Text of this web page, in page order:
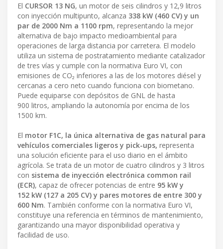
El CURSOR 13 NG, un motor de seis cilindros y 12,9 litros
con inyección multipunto, alcanza 338 kW (460 CV) y un
par de 2000 Nm a 1100 rpm, representando la mejor
alternativa de bajo impacto medioambiental para
operaciones de larga distancia por carretera. El modelo
utiliza un sistema de postratamiento mediante catalizador
de tres vías y cumple con la normativa Euro VI, con
emisiones de CO₂ inferiores a las de los motores diésel y
cercanas a cero neto cuando funciona con biometano.
Puede equiparse con depósitos de GNL de hasta
900 litros, ampliando la autonomía por encima de los
1500 km.
El motor F1C, la única alternativa de gas natural para
vehículos comerciales ligeros y pick-ups, representa
una solución eficiente para el uso diario en el ámbito
agrícola. Se trata de un motor de cuatro cilindros y 3 litros
con sistema de inyección electrónica common rail
(ECR), capaz de ofrecer potencias de entre 95 kW y
152 kW (127 a 205 CV) y pares motores de entre 300 y
600 Nm. También conforme con la normativa Euro VI,
constituye una referencia en términos de mantenimiento,
garantizando una mayor disponibilidad operativa y
facilidad de uso.